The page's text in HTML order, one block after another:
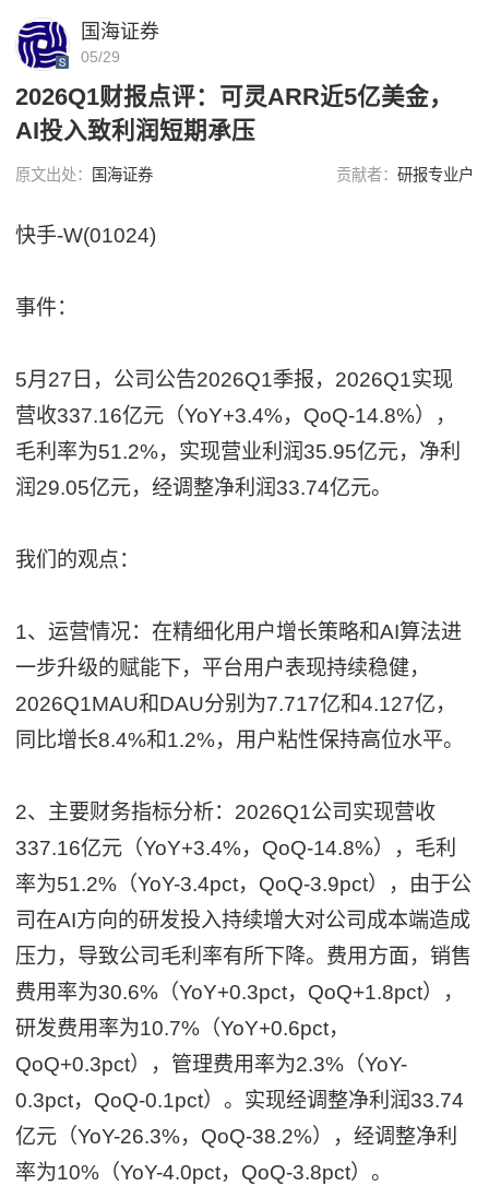
国海证券
05/29
2026Q1财报点评：可灵ARR近5亿美金，
AI投入致利润短期承压
原文出处： 国海证券 贡献者： 研报专业户
快手-W(01024)
事件：
5月27日，公司公告2026Q1季报，2026Q1实现
营收337.16亿元（YoY+3.4%，QoQ-14.8%），
毛利率为51.2%，实现营业利润35.95亿元，净利
润29.05亿元，经调整净利润33.74亿元。
我们的观点：
1、运营情况：在精细化用户增长策略和AI算法进
一步升级的赋能下，平台用户表现持续稳健，
2026Q1MAU和DAU分别为7.717亿和4.127亿，
同比增长8.4%和1.2%，用户粘性保持高位水平。
2、主要财务指标分析：2026Q1公司实现营收
337.16亿元（YoY+3.4%，QoQ-14.8%），毛利
率为51.2%（YoY-3.4pct，QoQ-3.9pct），由于公
司在AI方向的研发投入持续增大对公司成本端造成
压力，导致公司毛利率有所下降。费用方面，销售
费用率为30.6%（YoY+0.3pct，QoQ+1.8pct），
研发费用率为10.7%（YoY+0.6pct，
QoQ+0.3pct），管理费用率为2.3%（YoY-
0.3pct，QoQ-0.1pct）。实现经调整净利润33.74
亿元（YoY-26.3%，QoQ-38.2%），经调整净利
率为10%（YoY-4.0pct，QoQ-3.8pct）。